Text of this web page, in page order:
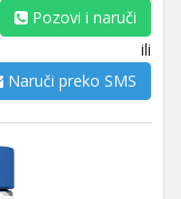
Pozovi i naruči
ili
Naruči preko SMS